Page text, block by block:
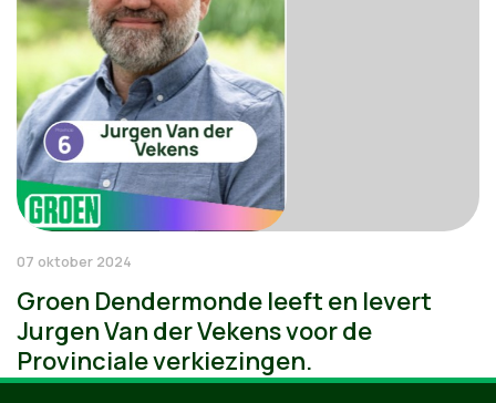
07 oktober 2024
Groen Dendermonde leeft en levert
Jurgen Van der Vekens voor de
Provinciale verkiezingen.